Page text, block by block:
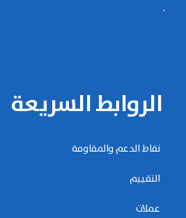
.
الروابط السريعة
نقاط الدعم والمقاومة
التقييم
عملات